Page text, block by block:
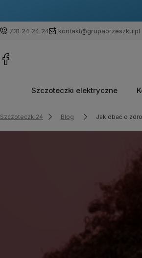
731 24 24 24 kontakt@grupaorzeszku.pl
Szczoteczki elektryczne
Szczoteczki24 Blog Jak dbać o